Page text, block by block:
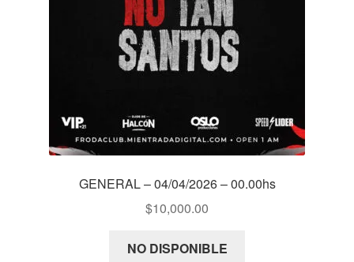
GENERAL – 04/04/2026 – 00.00hs
$10,000.00
NO DISPONIBLE